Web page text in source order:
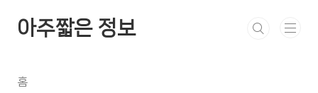
아주짧은 정보
홈